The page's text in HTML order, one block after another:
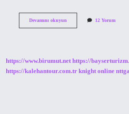
Devamını okuyunBafra
Mı
12 Yorum
https://www.birumut.net https://
https://kalehantour.com.tr knight online